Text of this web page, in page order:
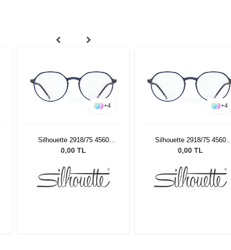
+4
Silhouette 2918/75 4560
49/18
0,00 TL
+4
Silhouette 2918/75 4560
49/18
0,00 TL